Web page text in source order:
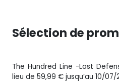
Sélection de
The Hundred Line -Last
lieu de 59,99 € jusqu’au 10/07/